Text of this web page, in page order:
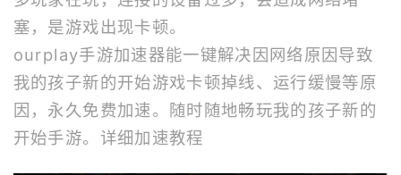
塞，是游戏出现卡顿。
ourplay手游加速器能一键解决因网络原因导致
我的孩子新的开始游戏卡顿掉线、运行缓慢等原
因，永久免费加速。随时随地畅玩我的孩子新的
开始手游。 详细加速教程